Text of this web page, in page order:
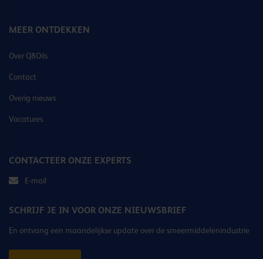
MEER ONTDEKKEN
Over Q8Oils
Contact
Overig nieuws
Vacatures
CONTACTEER ONZE EXPERTS
E-mail
SCHRIJF JE IN VOOR ONZE NIEUWSBRIEF
En ontvang een maandelijkse update over de smeermiddelenindustrie